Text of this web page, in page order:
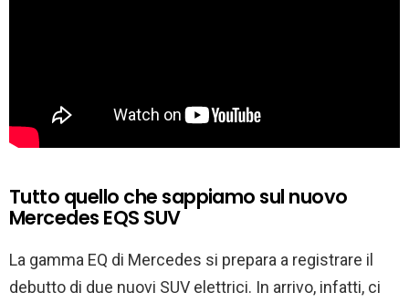
Tutto quello che sappiamo sul nuovo
Mercedes EQS SUV
La gamma EQ di Mercedes si prepara a registrare il
debutto di due nuovi SUV elettrici. In arrivo, infatti, ci